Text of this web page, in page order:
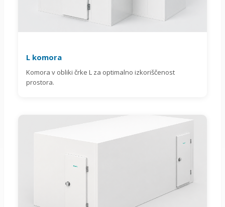
L komora
Komora v obliki črke L za optimalno izkoriščenost
prostora.